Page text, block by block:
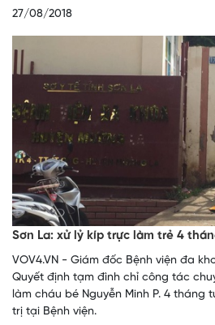
27/08/2018
Sơn La: xử lỷ kíp trực làm trẻ 4
VOV4.VN - Giám đốc Bệnh viện đa
Quyết định tạm đình chỉ công tác
làm cháu bé Nguyễn Minh P. 4 tháng
trị tại Bệnh viện.